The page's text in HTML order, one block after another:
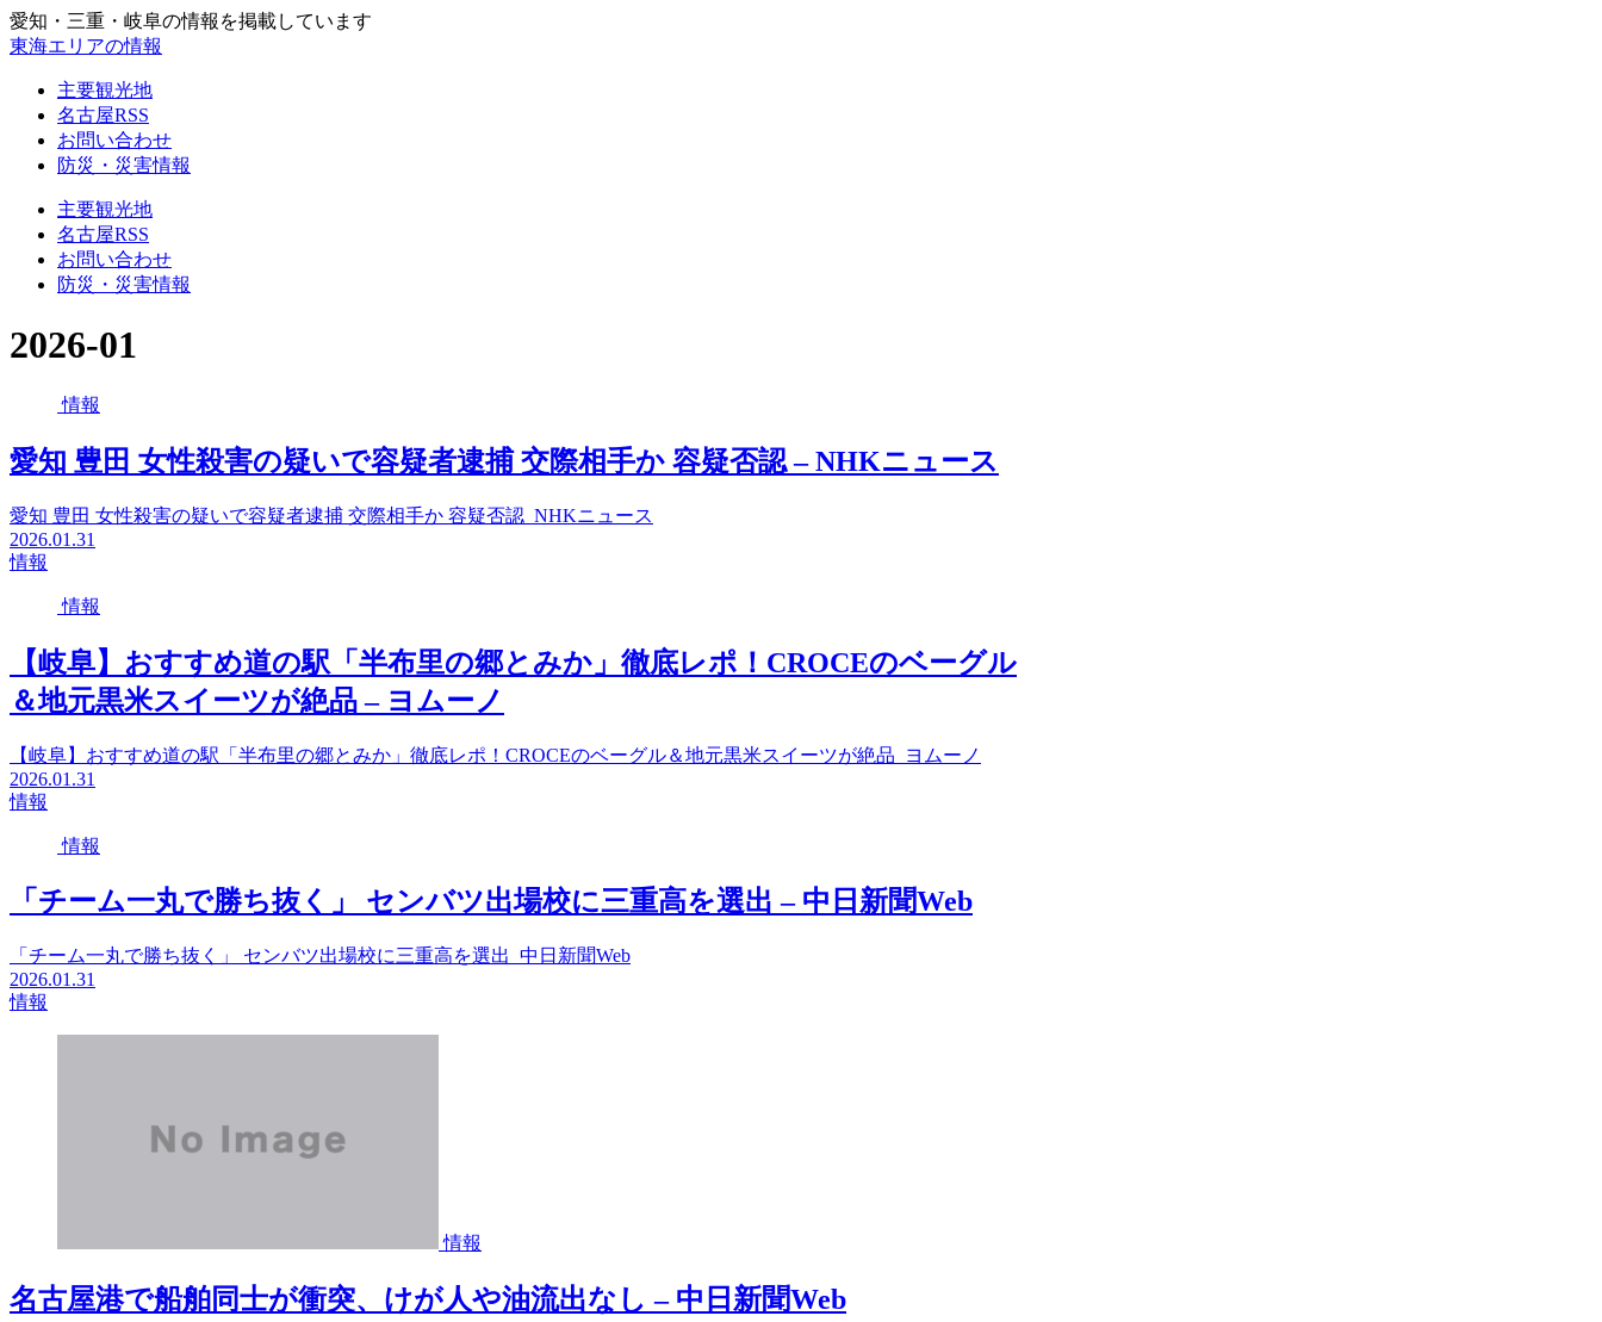
愛知・三重・岐阜の情報を掲載しています
東海エリアの情報
主要観光地
名古屋RSS
お問い合わせ
防災・災害情報
主要観光地
名古屋RSS
お問い合わせ
防災・災害情報
2026-01
情報
愛知 豊田 女性殺害の疑いで容疑者逮捕 交際相手か 容疑否認 – NHKニュース
愛知 豊田 女性殺害の疑いで容疑者逮捕 交際相手か 容疑否認 NHKニュース
2026.01.31
情報
情報
【岐阜】おすすめ道の駅「半布里の郷とみか」徹底レポ！CROCEのベーグル
＆地元黒米スイーツが絶品 – ヨムーノ
【岐阜】おすすめ道の駅「半布里の郷とみか」徹底レポ！CROCEのベーグル＆地元黒米スイーツが絶品 ヨムーノ
2026.01.31
情報
情報
「チーム一丸で勝ち抜く」 センバツ出場校に三重高を選出 – 中日新聞Web
「チーム一丸で勝ち抜く」 センバツ出場校に三重高を選出 中日新聞Web
2026.01.31
情報
情報
名古屋港で船舶同士が衝突、けが人や油流出なし – 中日新聞Web